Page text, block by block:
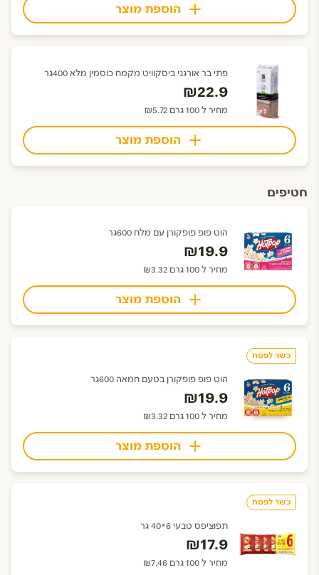
הוספת מוצר
פתי בר אורגני ביסקוויט מקמח כוסמין מלא 400גר
₪22.9
מחיר ל 100 גרם ₪5.72
הוספת מוצר
חטיפים
הוט פופ פופקורן עם מלח 600גר
₪19.9
מחיר ל 100 גרם ₪3.32
הוספת מוצר
כשר לפסח
הוט פופ פופקורן בטעם חמאה 600גר
₪19.9
מחיר ל 100 גרם ₪3.32
הוספת מוצר
כשר לפסח
תפוציפס טבעי 6*40 גר
₪17.9
מחיר ל 100 גרם ₪7.46